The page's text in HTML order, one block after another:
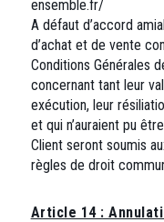
ensemble.fr/
A défaut d’accord
d’achat et de vente
Conditions Générales
concernant tant leur
exécution, leur
et qui n’auraient pu
Client seront soumis
règles de droit
Article 14 :